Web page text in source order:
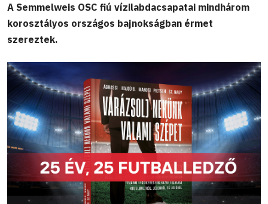
A Semmelweis OSC fiú vízilabdacsapatai mindhárom
korosztályos országos bajnokságban érmet
szereztek.